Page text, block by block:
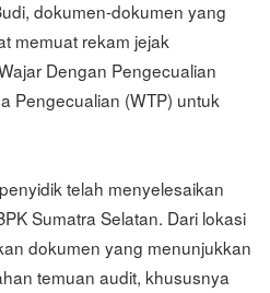
dokumen-dokumen yang
memuat rekam jejak
Dengan Pengecualian
Pengecualian (WTP) untuk
telah menyelesaikan
Sumatra Selatan. Dari lokasi
dokumen yang menunjukkan
temuan audit, khususnya